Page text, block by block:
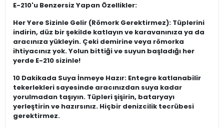
E-210'u Benzersiz Yapan Özellikler:
Her Yere Sizinle Gelir (Römork Gerektirmez): Tüplerini
indirin, düz bir şekilde katlayın ve karavanınıza ya da
aracınıza yükleyin. Çeki demirine veya römorka
ihtiyacınız yok. Yolun bittiği ve suyun başladığı her
yerde E-210 sizinle!
10 Dakikada Suya İnmeye Hazır: Entegre katlanabilir
tekerlekleri sayesinde aracınızdan suya kadar
yorulmadan taşıyın. Tüpleri şişirin, bataryayı
yerleştirin ve hazırsınız. Hiçbir denizcilik tecrübesi
gerektirmez.